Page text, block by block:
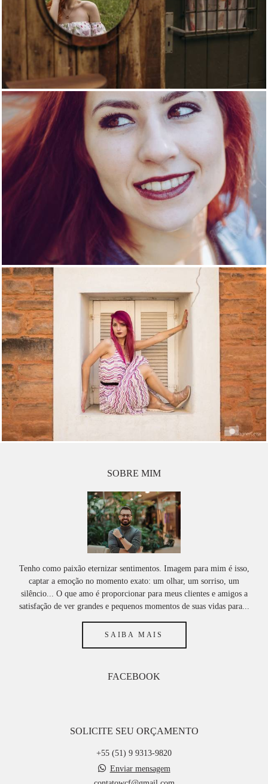
SOBRE MIM
Tenho como paixão eternizar sentimentos. Imagem para mim é isso,
captar a emoção no momento exato: um olhar, um sorriso, um
silêncio... O que amo é proporcionar para meus clientes e amigos a
satisfação de ver grandes e pequenos momentos de suas vidas para...
SAIBA MAIS
FACEBOOK
SOLICITE SEU ORÇAMENTO
+55 (51) 9 9313-9820
Enviar mensagem